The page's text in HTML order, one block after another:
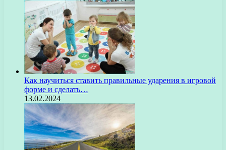
Как научиться ставить правильные ударения в игровой
форме и сделать…
13.02.2024